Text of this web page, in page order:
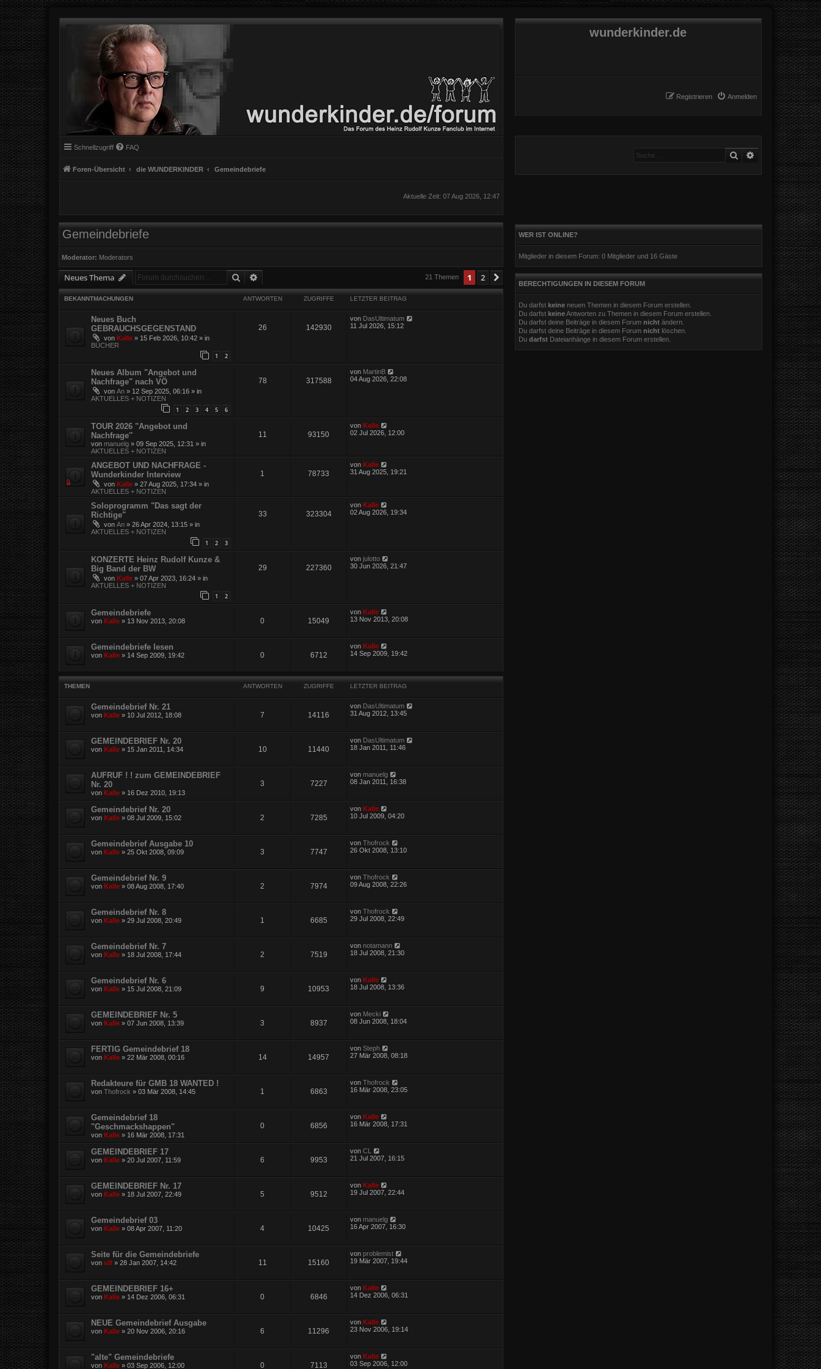
wunderkinder.de
Anmelden
Registrieren
Schnellzugriff FAQ
Foren-Übersicht die WUNDERKINDER Gemeindebriefe
Suche Erweiterte Suche
Aktuelle Zeit: 07 Aug 2026, 12:47
Gemeindebriefe
Moderator: Moderators
Neues Thema Suche 21 Themen 1 2 Nächste
BEKANNTMACHUNGEN ANTWORTEN ZUGRIFFE LETZTER BEITRAG
Neues Buch
GEBRAUCHSGEGENSTAND
von Kalle » 15 Feb 2026, 10:42 » in
BÜCHER
1 2
26 142930
von DasUltimatum
11 Jul 2026, 15:12
Neues Album "Angebot und
Nachfrage" nach VÖ
von An » 12 Sep 2025, 06:16 » in
AKTUELLES + NOTIZEN
1 2 3 4 5 6
78 317588
von MartinB
04 Aug 2026, 22:08
TOUR 2026 "Angebot und
Nachfrage″
von manuelg » 09 Sep 2025, 12:31 » in
AKTUELLES + NOTIZEN
11 93150
vonKalle
02 Jul 2026, 12:00
ANGEBOT UND NACHFRAGE -
Wunderkinder Interview
von Kalle » 27 Aug 2025, 17:34 » in
AKTUELLES + NOTIZEN
1 78733
vonKalle
31 Aug 2025, 19:21
Soloprogramm "Das sagt der
Richtige"
von An » 26 Apr 2024, 13:15 » in
AKTUELLES + NOTIZEN
1 2 3
33 323304
vonKalle
02 Aug 2026, 19:34
KONZERTE Heinz Rudolf Kunze &
Big Band der BW
von Kalle » 07 Apr 2023, 16:24 » in
AKTUELLES + NOTIZEN
1 2
29 227360
vonjulotto
30 Jun 2026, 21:47
Gemeindebriefe
von Kalle » 13 Nov 2013, 20:08 0 15049
von Kalle
13 Nov 2013, 20:08
Gemeindebriefe lesen
von Kalle » 14 Sep 2009, 19:42 0 6712
von Kalle
14 Sep 2009, 19:42
THEMEN ANTWORTEN ZUGRIFFE LETZTER BEITRAG
Gemeindebrief Nr. 21
von Kalle » 10 Jul 2012, 18:08 7 14116
von DasUltimatum
31 Aug 2012, 13:45
GEMEINDEBRIEF Nr. 20
von Kalle » 15 Jan 2011, 14:34 10 11440
von DasUltimatum
18 Jan 2011, 11:46
AUFRUF ! ! zum GEMEINDEBRIEF
Nr. 20
von Kalle » 16 Dez 2010, 19:13
3 7227
vonmanuelg
08 Jan 2011, 16:38
Gemeindebrief Nr. 20
von Kalle » 08 Jul 2009, 15:02 2 7285
vonKalle
10 Jul 2009, 04:20
Gemeindebrief Ausgabe 10
von Kalle » 25 Okt 2008, 09:09 3 7747
vonThofrock
26 Okt 2008, 13:10
Gemeindebrief Nr. 9
von Kalle » 08 Aug 2008, 17:40 2 7974
vonThofrock
09 Aug 2008, 22:26
Gemeindebrief Nr. 8
von Kalle » 29 Jul 2008, 20:49 1 6685
vonThofrock
29 Jul 2008, 22:49
Gemeindebrief Nr. 7
von Kalle » 18 Jul 2008, 17:44 2 7519
vonnotamann
18 Jul 2008, 21:30
Gemeindebrief Nr. 6
von Kalle » 15 Jul 2008, 21:09 9 10953
vonKalle
18 Jul 2008, 13:36
GEMEINDEBRIEF Nr. 5
von Kalle » 07 Jun 2008, 13:39 3 8937
von Mecki
08 Jun 2008, 18:04
FERTIG Gemeindebrief 18
von Kalle » 22 Mär 2008, 00:16 14 14957
vonSteph
27 Mär 2008, 08:18
Redakteure für GMB 18 WANTED !
von Thofrock » 03 Mär 2008, 14:45 1 6863
vonThofrock
16 Mär 2008, 23:05
Gemeindebrief 18
"Geschmackshappen"
von Kalle » 16 Mär 2008, 17:31
0 6856
vonKalle
16 Mär 2008, 17:31
GEMEINDEBRIEF 17
von Kalle » 20 Jul 2007, 11:59 6 9953
vonCL
21 Jul 2007, 16:15
GEMEINDEBRIEF Nr. 17
von Kalle » 18 Jul 2007, 22:49 5 9512
vonKalle
19 Jul 2007, 22:44
Gemeindebrief 03
von Kalle » 08 Apr 2007, 11:20 4 10425
vonmanuelg
16 Apr 2007, 16:30
Seite für die Gemeindebriefe
von ulf » 28 Jan 2007, 14:42 11 15160
vonproblemist
19 Mär 2007, 19:44
GEMEINDEBRIEF 16+
von Kalle » 14 Dez 2006, 06:31 0 6846
vonKalle
14 Dez 2006, 06:31
NEUE Gemeindebrief Ausgabe
von Kalle » 20 Nov 2006, 20:16 6 11296
vonKalle
23 Nov 2006, 19:14
"alte" Gemeindebriefe
von Kalle » 03 Sep 2006, 12:00 0 7113
vonKalle
03 Sep 2006, 12:00
WER IST ONLINE?
Mitglieder in diesem Forum: 0 Mitglieder und 16 Gäste
BERECHTIGUNGEN IN DIESEM FORUM
Du darfst keineneuen Themen in diesem Forum erstellen.
Du darfst keineAntworten zu Themen in diesem Forum erstellen.
Du darfst deine Beiträge in diesem Forum nichtändern.
Du darfst deine Beiträge in diesem Forum nichtlöschen.
Du darfstDateianhänge in diesem Forum erstellen.